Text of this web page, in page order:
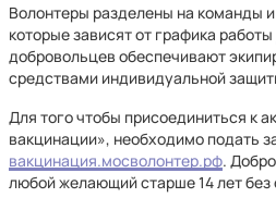
Волонтеры разделены на команды
которые зависят от графика работы
добровольцев обеспечивают
средствами индивидуальной
Для того чтобы присоединиться к
вакцинации», необходимо подать
вакцинация.мосволонтер.рф.
любой желающий старше 14 лет